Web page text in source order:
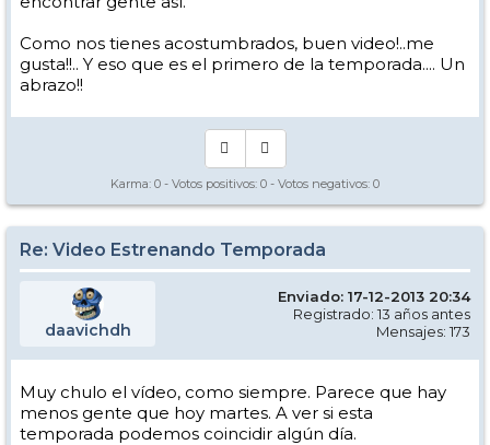
Como nos tienes acostumbrados, buen video!..me
gusta!!.. Y eso que es el primero de la temporada.... Un
abrazo!!
Karma: 0 - Votos positivos: 0 - Votos negativos: 0
Re: Video Estrenando Temporada
daavichdh
Enviado: 17-12-2013 20:34
Registrado: 13 años antes
Mensajes: 173
Muy chulo el vídeo, como siempre. Parece que hay
menos gente que hoy martes. A ver si esta
temporada podemos coincidir algún día.